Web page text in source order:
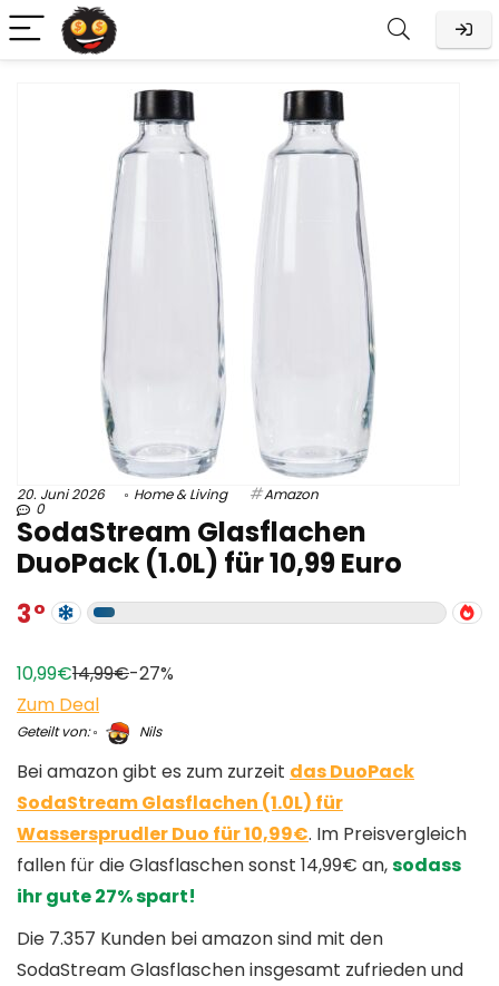
20. Juni 2026 Home & Living Amazon
0
SodaStream Glasflachen
DuoPack (1.0L) für 10,99 Euro
3
10,99€14,99€-27%
Zum Deal
Geteilt von: Nils
Bei amazon gibt es zum zurzeit das DuoPack
SodaStream Glasflachen (1.0L) für
Wassersprudler Duo für 10,99€. Im Preisvergleich
fallen für die Glasflaschen sonst 14,99€ an,sodass
ihr gute 27% spart!
Die 7.357 Kunden bei amazon sind mit den
SodaStream Glasflaschen insgesamt zufrieden und